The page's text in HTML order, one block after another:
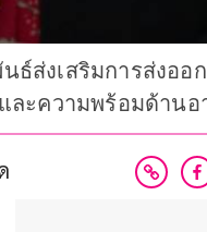
ธ์ส่งเสริมการส่งอ
ละความพร้อมด้านอ